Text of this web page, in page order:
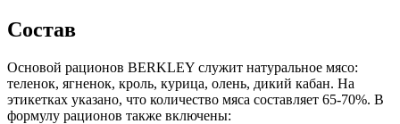
Состав
Основой рационов BERKLEY служит натуральное мясо:
теленок, ягненок, кроль, курица, олень, дикий кабан. На
этикетках указано, что количество мяса составляет 65-70%. В
формулу рационов также включены: